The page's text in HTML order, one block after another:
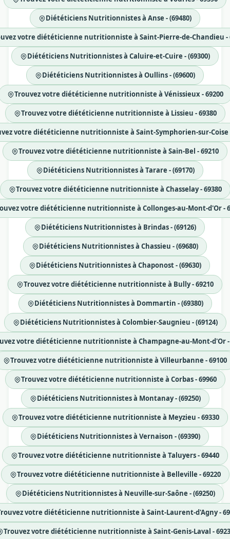
Diététiciens Nutritionnistes à Anse - (69480)
votre diététicienne nutritionniste à Saint-Pierre-de-Chandieu -
Diététiciens Nutritionnistes à Caluire-et-Cuire - (69300)
Diététiciens Nutritionnistes à Oullins - (69600)
Trouvez votre diététicienne nutritionniste à Vénissieux - 69200
Trouvez votre diététicienne nutritionniste à Lissieu - 69380
votre diététicienne nutritionniste à Saint-Symphorien-sur-Coise
Trouvez votre diététicienne nutritionniste à Sain-Bel - 69210
Diététiciens Nutritionnistes à Tarare - (69170)
Trouvez votre diététicienne nutritionniste à Chasselay - 69380
votre diététicienne nutritionniste à Collonges-au-Mont-d'Or -
Diététiciens Nutritionnistes à Brindas - (69126)
Diététiciens Nutritionnistes à Chassieu - (69680)
Diététiciens Nutritionnistes à Chaponost - (69630)
Trouvez votre diététicienne nutritionniste à Bully - 69210
Diététiciens Nutritionnistes à Dommartin - (69380)
Diététiciens Nutritionnistes à Colombier-Saugnieu - (69124)
votre diététicienne nutritionniste à Champagne-au-Mont-d'Or -
Trouvez votre diététicienne nutritionniste à Villeurbanne - 69100
Trouvez votre diététicienne nutritionniste à Corbas - 69960
Diététiciens Nutritionnistes à Montanay - (69250)
Trouvez votre diététicienne nutritionniste à Meyzieu - 69330
Diététiciens Nutritionnistes à Vernaison - (69390)
Trouvez votre diététicienne nutritionniste à Taluyers - 69440
Trouvez votre diététicienne nutritionniste à Belleville - 69220
Diététiciens Nutritionnistes à Neuville-sur-Saône - (69250)
votre diététicienne nutritionniste à Saint-Laurent-d'Agny -
Trouvez votre diététicienne nutritionniste à Saint-Genis-Laval -